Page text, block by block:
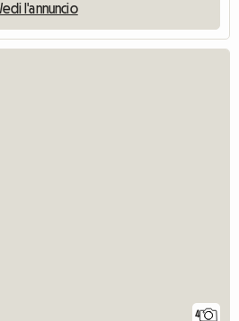
l'annuncio
4